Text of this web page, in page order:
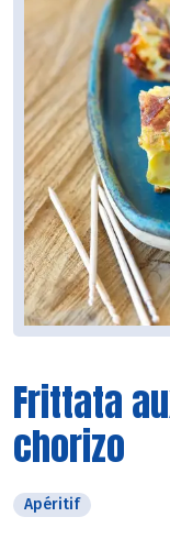
Frittata
chorizo
Apéritif